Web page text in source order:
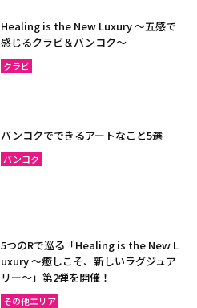
Healing is the New Luxury ～五感で
感じるクラビ＆バンコク～
クラビ
バンコクでできるアートなこと5選
バンコク
5つのRで巡る「Healing is the New L
uxury ～癒しこそ、新しいラグジュア
リー〜」第2弾を開催！
その他エリア